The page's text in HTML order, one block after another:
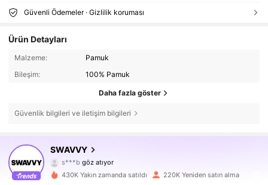
Güvenli Ödemeler · Gizlilik koruması
Ürün Detayları
Malzeme:
Pamuk
Bileşim:
100% Pamuk
Daha fazla göster
Güvenlik bilgileri ve iletişim bilgileri
SWAVVY
331K Takipçiler
s***b göz atıyor
4,81
331K Takipçiler
430K Yakın zamanda satıldı 220K Yeniden satın alma